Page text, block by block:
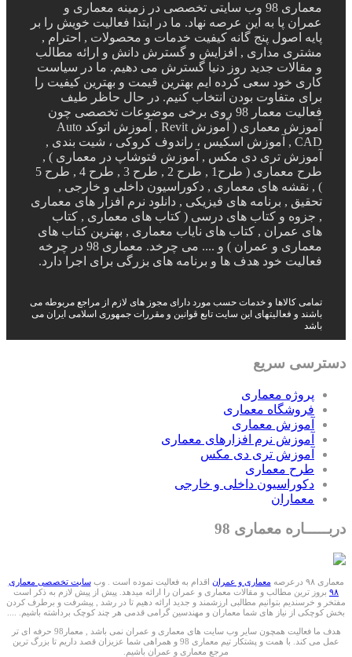
معماری 98 وب سایتی تخصصی در زمینه معماری و
عمران پا به این عرصه نهاد. ما در ابتدا فعالیت خویش را بر
پایه اصول پنج گانه کیفیت خدمات و محصولات , احترام ,
مشتری مداری , افزایش و گسترش دانش و ارائه مطالب
و مقالات جدید روز دنیا گسترش می دهیم. ما در سیاست
کاری خود سعی کرده ایم بهترین قیمت و بهترین کیفیت را
برای متفاوت بودن انتخاب کنیم. در حال حاظر طیف
فعالیت معمار 98 روی برخی موضوعات تخصصی چون
آموزش معماری ( آموزش Revit , آموزش اتوکد Auto
CAD , آموزش اسکیس ، راندوف کروکی ، شیت بندی ,
آموزش تری دی مکس , آموزش فتوشاپ در معماری ) ,
طرح معماری ( طرح1 , طرح 2 , طرح 3 , طرح 4 , طرح 5
) , نقشه های معماری , دکوراسیون داخلی و خارجی ,
تحقیق , برنامه های فیزیکی , دانلود نرم افزار های معماری
, جزوه و کتاب های درسی ( کتاب های معماری , کتاب
های عمران , کتاب های نایاب معماری , بهترین کتاب های
معماری و عمران ) و .... می چرخد. معماری 98 در چرخه
فعالیت خود هدف ها و برنامه های بزرگی برای اجرا دارد.
تمامی کالاها و خدمات حسب مورد دارای مجوز های لازم از مراجع مربوطه می
باشند و فعالیتهای این سایت تابع قوانین و مقررات جمهوری اسلامی ایران می
باشد
دسترسی سریع
پروژه معماری
فروشگاه معماری
آموزش معماری
آموزش نرم افزارهای معماری
آموزش تری دی مکس
طرح معماری
دکوراسیون داخلی و خارجی
معماران
دربـــــاره معماری 98
معماری ۹۸ درعرصه معماری و عمران اقدام به فعالیت نموده است . وبسایت تخصصی معماری
۹۸ بروز ترین مطالب و مقالات معماری و عمران را ارائه میدهد. پیش از پیش لازم به ذکر است
مفتخر و خرسندیم بتوانیم مطالبی ارزشمند و جدید ارائه دهیم تا در رشد , پیشرفت و برطرف کردن
بخش کوچکی از نیاز های شما معماران و مهندسین گرامی قدمی هر چند کوچک برداشته باشیم. ....
هدف ما فعالیت همچون سایر وب سایت های معماری و عمران نمی باشد , معمار98 حرفه ای تر
عمل می کند. با همت و پشتکار تیم معماری 98 و همراهی شما عزیزان قصد داریم تا بزرگ ترین
مرجع معماری و عمران باشیم.